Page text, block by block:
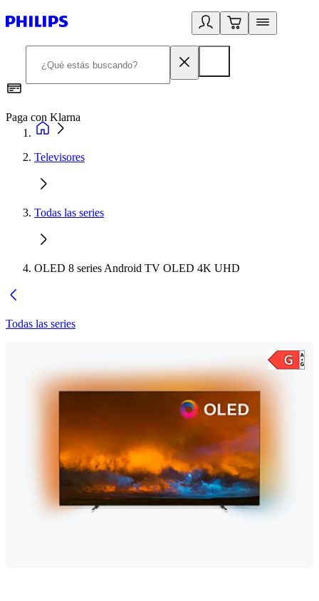
Paga con Klarna
Televisores
Todas las series
OLED 8 series Android TV OLED 4K UHD
Todas las series